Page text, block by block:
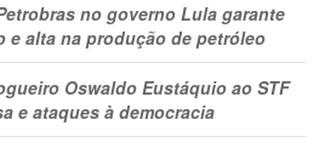
no governo Lula garante
e alta na produção de petróleo
Oswaldo Eustáquio ao STF
e ataques à democracia